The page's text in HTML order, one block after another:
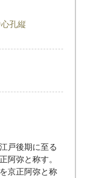
孔縦
戸後期に至る
阿弥と称す。
京正阿弥と称